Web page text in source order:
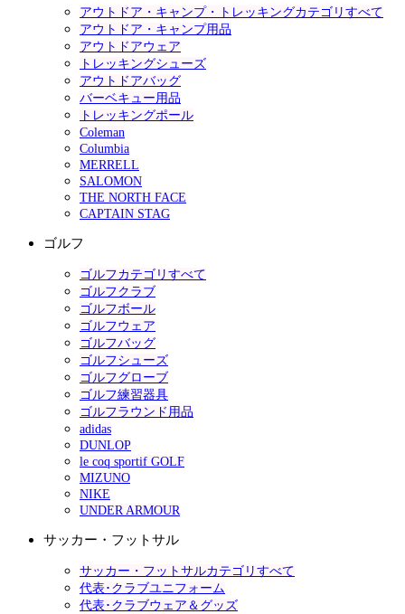
アウトドア・キャンプ・トレッキングカテゴリすべて
アウトドア・キャンプ用品
アウトドアウェア
トレッキングシューズ
アウトドアバッグ
バーベキュー用品
トレッキングポール
Coleman
Columbia
MERRELL
SALOMON
THE NORTH FACE
CAPTAIN STAG
ゴルフ
ゴルフカテゴリすべて
ゴルフクラブ
ゴルフボール
ゴルフウェア
ゴルフバッグ
ゴルフシューズ
ゴルフグローブ
ゴルフ練習器具
ゴルフラウンド用品
adidas
DUNLOP
le coq sportif GOLF
MIZUNO
NIKE
UNDER ARMOUR
サッカー・フットサル
サッカー・フットサルカテゴリすべて
代表･クラブユニフォーム
代表･クラブウェア＆グッズ